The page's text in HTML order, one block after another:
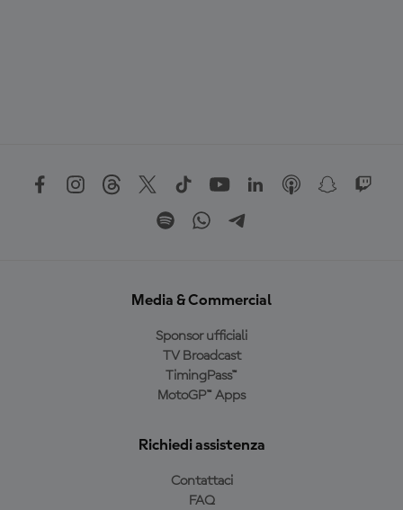
Media & Commercial
Sponsor ufficiali
TV Broadcast
TimingPass™
MotoGP™ Apps
Richiedi assistenza
Contattaci
FAQ